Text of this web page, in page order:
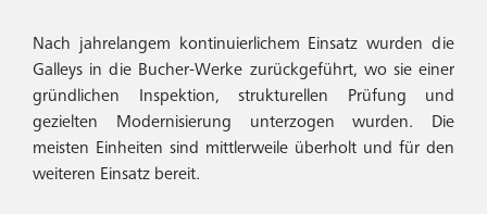
Nach jahrelangem kontinuierlichem Einsatz wurden die
Galleys in die Bucher-Werke zurückgeführt, wo sie einer
gründlichen Inspektion, strukturellen Prüfung und
gezielten Modernisierung unterzogen wurden. Die
meisten Einheiten sind mittlerweile überholt und für den
weiteren Einsatz bereit.